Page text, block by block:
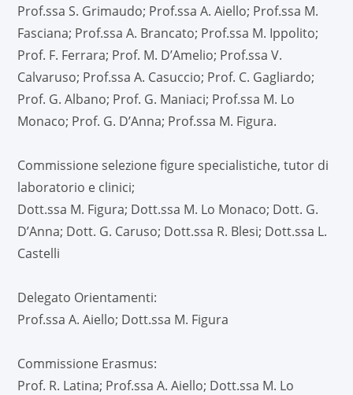
Prof.ssa S. Grimaudo; Prof.ssa A. Aiello; Prof.ssa M.
Fasciana; Prof.ssa A. Brancato; Prof.ssa M. Ippolito;
Prof. F. Ferrara; Prof. M. D’Amelio; Prof.ssa V.
Calvaruso; Prof.ssa A. Casuccio; Prof. C. Gagliardo;
Prof. G. Albano; Prof. G. Maniaci; Prof.ssa M. Lo
Monaco; Prof. G. D’Anna; Prof.ssa M. Figura.
Commissione selezione figure specialistiche, tutor di
laboratorio e clinici;
Dott.ssa M. Figura; Dott.ssa M. Lo Monaco; Dott. G.
D’Anna; Dott. G. Caruso; Dott.ssa R. Blesi; Dott.ssa L.
Castelli
Delegato Orientamenti:
Prof.ssa A. Aiello; Dott.ssa M. Figura
Commissione Erasmus:
Prof. R. Latina; Prof.ssa A. Aiello; Dott.ssa M. Lo